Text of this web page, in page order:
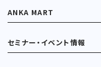
ANKA MART
セミナー・イベント情報